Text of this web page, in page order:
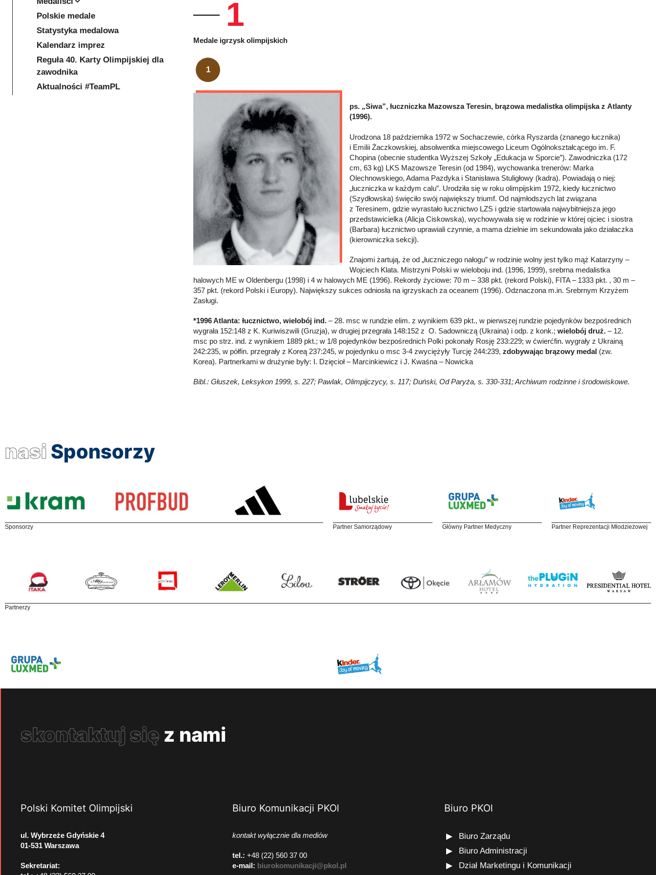
1
Medale igrzysk olimpijskich
1
ps. „Siwa”, łuczniczka Mazowsza Teresin, brązowa medalistka olimpijska z Atlanty
(1996).
Urodzona 18 października 1972 w Sochaczewie, córka Ryszarda (znanego łucznika)
i Emilii Żaczkowskiej, absolwentka miejscowego Liceum Ogólnokształcącego im. F.
Chopina (obecnie studentka Wyższej Szkoły „Edukacja w Sporcie”). Zawodniczka (172
cm, 63 kg) LKS Mazowsze Teresin (od 1984), wychowanka trenerów: Marka
Olechnowskiego, Adama Pazdyka i Stanisława Stuligłowy (kadra). Powiadają o niej:
„łuczniczka w każdym calu”. Urodziła się w roku olimpijskim 1972, kiedy łucznictwo
(Szydłowska) święciło swój największy triumf. Od najmłodszych lat związana
z Teresinem, gdzie wyrastało łucznictwo LZS i gdzie startowała najwybitniejsza jego
przedstawicielka (Alicja Ciskowska), wychowywała się w rodzinie w której ojciec i siostra
(Barbara) łucznictwo uprawiali czynnie, a mama dzielnie im sekundowała jako działaczka
(kierowniczka sekcji).
Znajomi żartują, że od „łuczniczego nałogu” w rodzinie wolny jest tylko mąż Katarzyny –
Wojciech Klata. Mistrzyni Polski w wieloboju ind. (1996, 1999), srebrna medalistka
halowych ME w Oldenbergu (1998) i 4 w halowych ME (1996). Rekordy życiowe: 70 m – 338 pkt. (rekord Polski), FITA – 1333 pkt. , 30 m –
357 pkt. (rekord Polski i Europy). Największy sukces odniosła na igrzyskach za oceanem (1996). Odznaczona m.in. Srebrnym Krzyżem
Zasługi.
*1996 Atlanta: łucznictwo, wielobój ind. – 28. msc w rundzie elim. z wynikiem 639 pkt., w pierwszej rundzie pojedynków bezpośrednich
wygrała 152:148 z K. Kuriwiszwili (Gruzja), w drugiej przegrała 148:152 z O. Sadowniczą (Ukraina) i odp. z konk.; wielobój druż. – 12.
msc po strz. ind. z wynikiem 1889 pkt.; w 1/8 pojedynków bezpośrednich Polki pokonały Rosję 233:229; w ćwierćfin. wygrały z Ukrainą
242:235, w półfin. przegrały z Koreą 237:245, w pojedynku o msc 3-4 zwyciężyły Turcję 244:239, zdobywając brązowy medal (zw.
Korea). Partnerkami w drużynie były: I. Dzięcioł – Marcinkiewicz i J. Kwaśna – Nowicka
Bibl.: Głuszek, Leksykon 1999, s. 227; Pawlak, Olimpijczycy, s. 117; Duński, Od Paryża, s. 330-331; Archiwum rodzinne i środowiskowe.
Polskie medale
Statystyka medalowa
Kalendarz imprez
Reguła 40. Karty Olimpijskiej dla
zawodnika
Aktualności #TeamPL
nasi Sponsorzy
Sponsorzy Partner Samorządowy Główny Partner Medyczny Partner Reprezentacji Młodzieżowej
Partnerzy
skontaktuj się z nami
Polski Komitet Olimpijski
ul. Wybrzeże Gdyńskie 4
01-531 Warszawa
Sekretariat:
Biuro Komunikacji PKOl
kontakt wyłącznie dla mediów
tel.: +48 (22) 560 37 00
e-mail: biurokomunikacji@pkol.pl
Biuro PKOl
Biuro Zarządu
Biuro Administracji
Dział Marketingu i Komunikacji